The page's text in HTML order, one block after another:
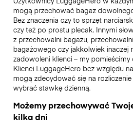
mogą przechować bagaż
Bez znaczenia czy to sprzęt
czy też po prostu plecak. Innymi
z przechowalni bagażu,
bagażowego czy jakkolwiek inaczej
zadowoleni klienci – my pomieścimy
Klienci LuggageHero bez względu
mogą zdecydować się na
wybrać stawkę dzienną.
Możemy przechowywać
kilka dni